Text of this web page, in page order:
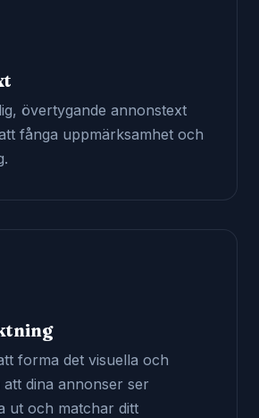
övertygande annonstext
fånga uppmärksamhet och
forma det visuella och
att dina annonser ser
ut och matchar ditt